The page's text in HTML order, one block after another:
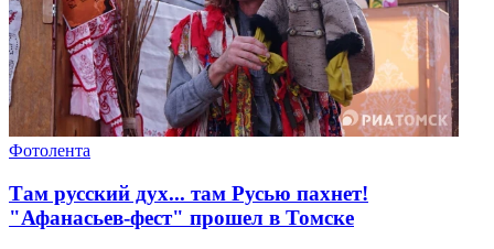
Фотолента
Там русский дух... там Русью пахнет!
"Афанасьев-фест" прошел в Томске